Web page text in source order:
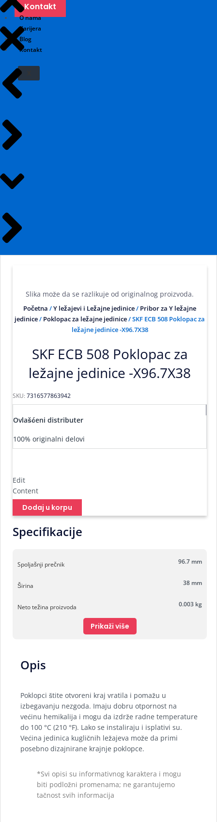
Kontakt
O nama
Karijera
Blog
Kontakt
Slika može da se razlikuje od originalnog proizvoda.
Početna /Y ležajevi i Ležajne jedinice/ Pribor za Y ležajne
jedinice/ Poklopac za ležajne jedinice/ SKF ECB 508 Poklopac za
ležajne jedinice -X96.7X38
SKF ECB 508 Poklopac za
ležajne jedinice -X96.7X38
SKU: 7316577863942
Ovlašćeni distributer
100% originalni delovi
Edit
Content
Dodaj u korpu
Specifikacije
Spoljašnji prečnik 96.7 mm
Širina 38 mm
Neto težina proizvoda 0.003 kg
Prikaži više
Opis
Poklopci štite otvoreni kraj vratila i pomažu u
izbegavanju nezgoda. Imaju dobru otpornost na
većinu hemikalija i mogu da izdrže radne temperature
do 100 °C (210 °F). Lako se instaliraju i isplativi su.
Većina jedinica kugličnih ležajeva može da primi
posebno dizajnirane krajnje poklopce.
*Svi opisi su informativnog karaktera i mogu
biti podložni promenama; ne garantujemo
tačnost svih informacija